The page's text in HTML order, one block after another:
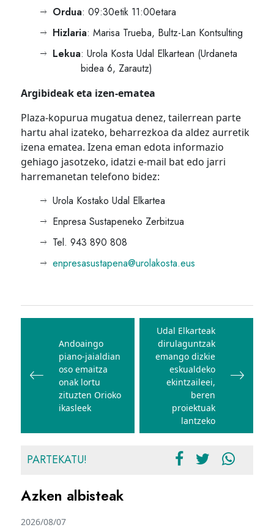
Ordua: 09:30etik 11:00etara
Hizlaria: Marisa Trueba, Bultz-Lan Kontsulting
Lekua: Urola Kosta Udal Elkartean (Urdaneta
bidea 6, Zarautz)
Argibideak eta izen-ematea
Plaza-kopurua mugatua denez, tailerrean parte
hartu ahal izateko, beharrezkoa da aldez aurretik
izena ematea. Izena eman edota informazio
gehiago jasotzeko, idatzi e-mail bat edo jarri
harremanetan telefono bidez:
Urola Kostako Udal Elkartea
Enpresa Sustapeneko Zerbitzua
Tel. 943 890 808
enpresasustapena@urolakosta.eus
Bidalketetan
nabigatu
Andoaingo
piano-jaialdian
oso emaitza
onak lortu
zituzten Orioko
ikasleek
Udal Elkarteak
dirulaguntzak
emango dizkie
eskualdeko
ekintzaileei,
beren
proiektuak
lantzeko
PARTEKATU!
Azken albisteak
2026/08/07